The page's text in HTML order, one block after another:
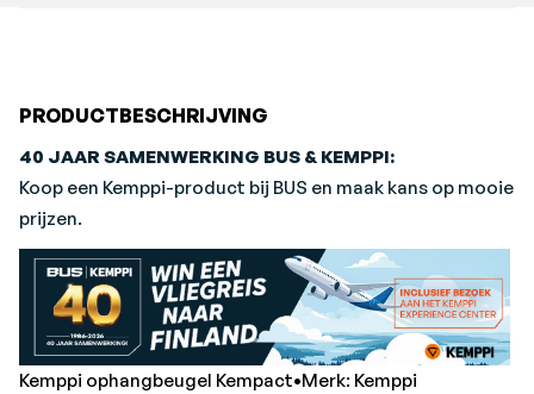
PRODUCTBESCHRIJVING
40 JAAR SAMENWERKING BUS & KEMPPI:
Koop een Kemppi-product bij BUS en maak kans op mooie
prijzen.
Kemppi ophangbeugel Kempact•Merk: Kemppi